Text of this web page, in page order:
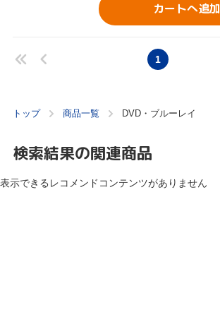
カートへ追加
1
トップ 商品一覧 DVD・ブルーレイ
検索結果の関連商品
表示できるレコメンドコンテンツがありません